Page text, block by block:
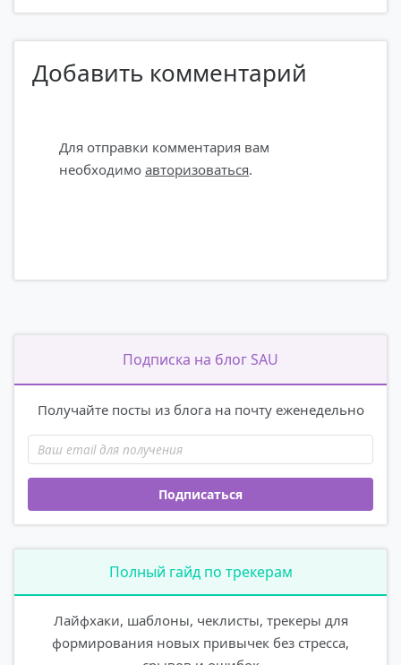
записям
Добавить комментарий
Для отправки комментария вам
необходимо авторизоваться.
Подписка на блог SAU
Получайте посты из блога на почту еженедельно
Подписаться
Полный гайд по трекерам
Лайфхаки, шаблоны, чеклисты, трекеры для
формирования новых привычек без стресса,